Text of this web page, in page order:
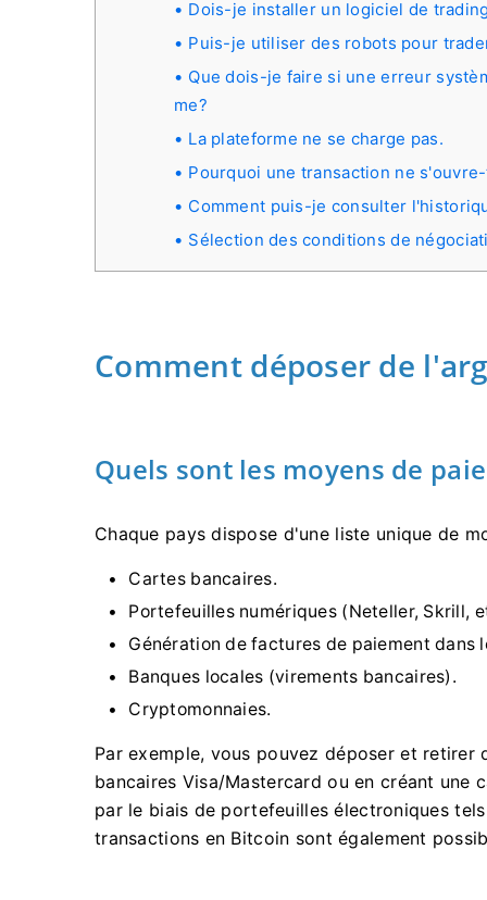
Dois-je installer un logiciel de
Puis-je utiliser des robots pour
Que dois-je faire si une erreur
me?
La plateforme ne se charge pas.
Pourquoi une transaction ne
Comment puis-je consulter
Sélection des conditions de
Comment déposer de
Quels sont les moyens de
Chaque pays dispose d'une liste unique de
Cartes bancaires.
Portefeuilles numériques (Neteller, Skrill,
Génération de factures de paiement dans
Banques locales (virements bancaires).
Cryptomonnaies.
Par exemple, vous pouvez déposer et
bancaires Visa/Mastercard ou en créant une
par le biais de portefeuilles électroniques
transactions en Bitcoin sont également